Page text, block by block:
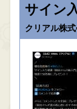
サイン
クリアル株